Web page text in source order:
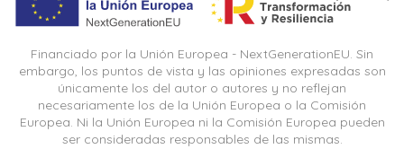
Financiado por la Unión Europea - NextGenerationEU. Sin
embargo, los puntos de vista y las opiniones expresadas son
únicamente los del autor o autores y no reflejan
necesariamente los de la Unión Europea o la Comisión
Europea. Ni la Unión Europea ni la Comisión Europea pueden
ser consideradas responsables de las mismas.